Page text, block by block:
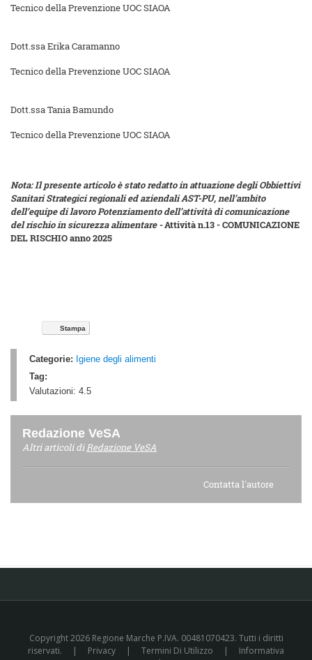
Tecnico della Prevenzione UOC SIAOA
Dott.ssa Erika Caramanno
Tecnico della Prevenzione UOC SIAOA
Dott.ssa Tania Bamundo
Tecnico della Prevenzione UOC SIAOA
Nota: Il presente articolo è stato redatto in attuazione degli Obbiettivi
Sanitari Strategici regionali ed aziendali AST-PU, nell’ambito
dell’equipe di lavoro Potenziamento dell’attività di comunicazione
del rischio in sicurezza alimentare -Attività n.13 - COMUNICAZIONE
DEL RISCHIO anno 2025
Stampa
Categorie: Igiene degli alimenti
Tag:
Valutazioni: 4.5
Redazione VeSA
Altri articoli diRedazione VeSA
Contatta l'autore
Copyright 2026 Regione Marche P.IVA. 00481070423. Tutti i diritti
riservati.
| Privacy | Termini Di Utilizzo |
Informativa